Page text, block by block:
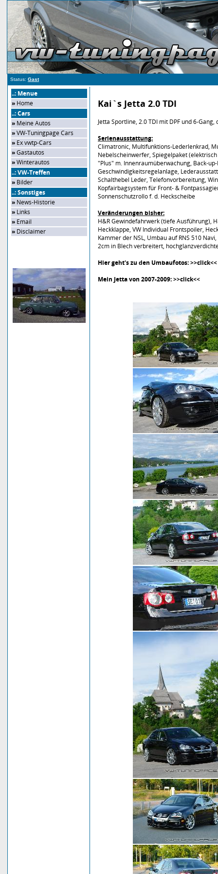
Status: Gast
..: Menue
» Home
..: Cars
» Meine Autos
»VW-Tuningpage Cars
» Ex vwtp-Cars
»Gastautos
»Winterautos
..: VW-Treffen
» Bilder
..: Sonstiges
» News-Historie
» Links
» Email
» Disclaimer
Kai`s Jetta 2.0 TDI
Jetta Sportline, 2.0 TDI mit DPF und 6-
Serienausstattung:
Climatronic, Multifunktions-Lederlenkrad,
Nebelscheinwerfer, Spiegelpaket
"Plus" m. Innenraumüberwachung, Back-
Geschwindigkeitsregelanlage,
Schalthebel Leder, Telefonvorbereitung,
Kopfairbagsystem für Front- &
Sonnenschutzrollo f. d. Heckscheibe
Veränderungen bisher:
H&R Gewindefahrwerk (tiefe Ausführung),
Heckklappe, VW Individual Frontspoiler,
Kammer der NSL, Umbau auf RNS 510
2cm in Blech verbreitert,
Hier geht's zu den Umbaufotos:>>click<<
Mein Jetta von 2007-2009:>>click<<